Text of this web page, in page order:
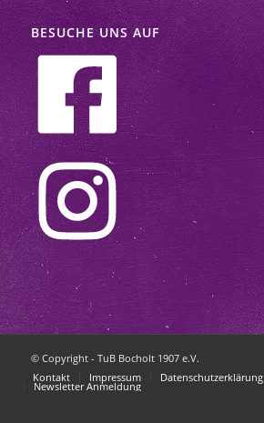
BESUCHE UNS AUF
© Copyright - TuB Bocholt 1907 e.V.
Kontakt
Impressum Datenschutzerklärung
Newsletter Anmeldung